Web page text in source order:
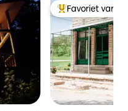
Topfavoriet van
Favoriet van